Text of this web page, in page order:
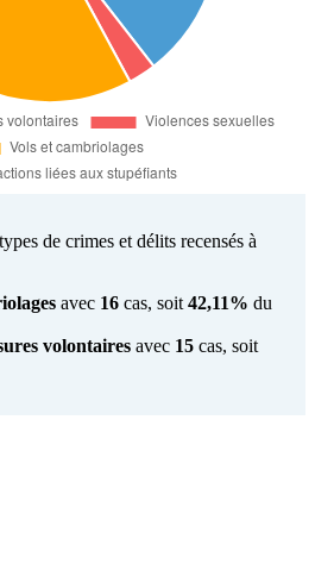
de crimes et délits recensés à
avec 16 cas, soit 42,11% du
volontaires avec 15 cas, soit